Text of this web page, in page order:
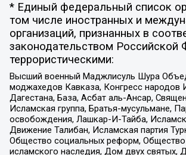
* Единый федеральный список
том числе иностранных и
организаций, признанных в
законодательством Российской
террористическими:
Высший военный Маджлисуль Шура
моджахедов Кавказа, Конгресс народов
Дагестана, База, Асбат аль-Ансар,
Исламская группа, Братья-мусульмане,
освобождения, Лашкар-И-Тайба,
Движение Талибан, Исламская партия
Общество социальных реформ,
исламского наследия, Дом двух